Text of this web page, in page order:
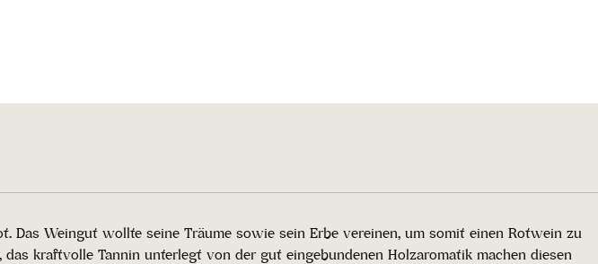
Das Weingut wollte seine Träume sowie sein Erbe vereinen, um somit einen Rotwein zu
kraftvolle Tannin unterlegt von der gut eingebundenen Holzaromatik machen diesen